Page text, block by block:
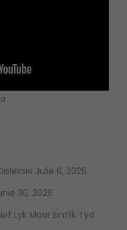
Julie 6, 2026
30, 2026
Lyk Maar Eintlik Tyd